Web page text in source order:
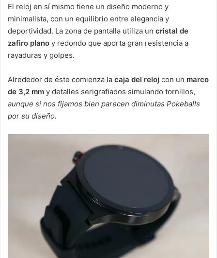
El reloj en sí mismo tiene un diseño moderno y
minimalista, con un equilibrio entre elegancia y
deportividad. La zona de pantalla utiliza un cristal de
zafiro plano y redondo que aporta gran resistencia a
rayaduras y golpes.
Alrededor de éste comienza la caja del reloj con un marco
de 3,2 mm y detalles serigrafiados simulando tornillos,
aunque si nos fijamos bien parecen diminutas Pokeballs
por su diseño.